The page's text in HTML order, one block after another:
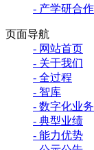
- 产学研合作
页面导航
- 网站首页
- 关于我们
- 全过程
- 智库
- 数字化业务
- 典型业绩
- 能力优势